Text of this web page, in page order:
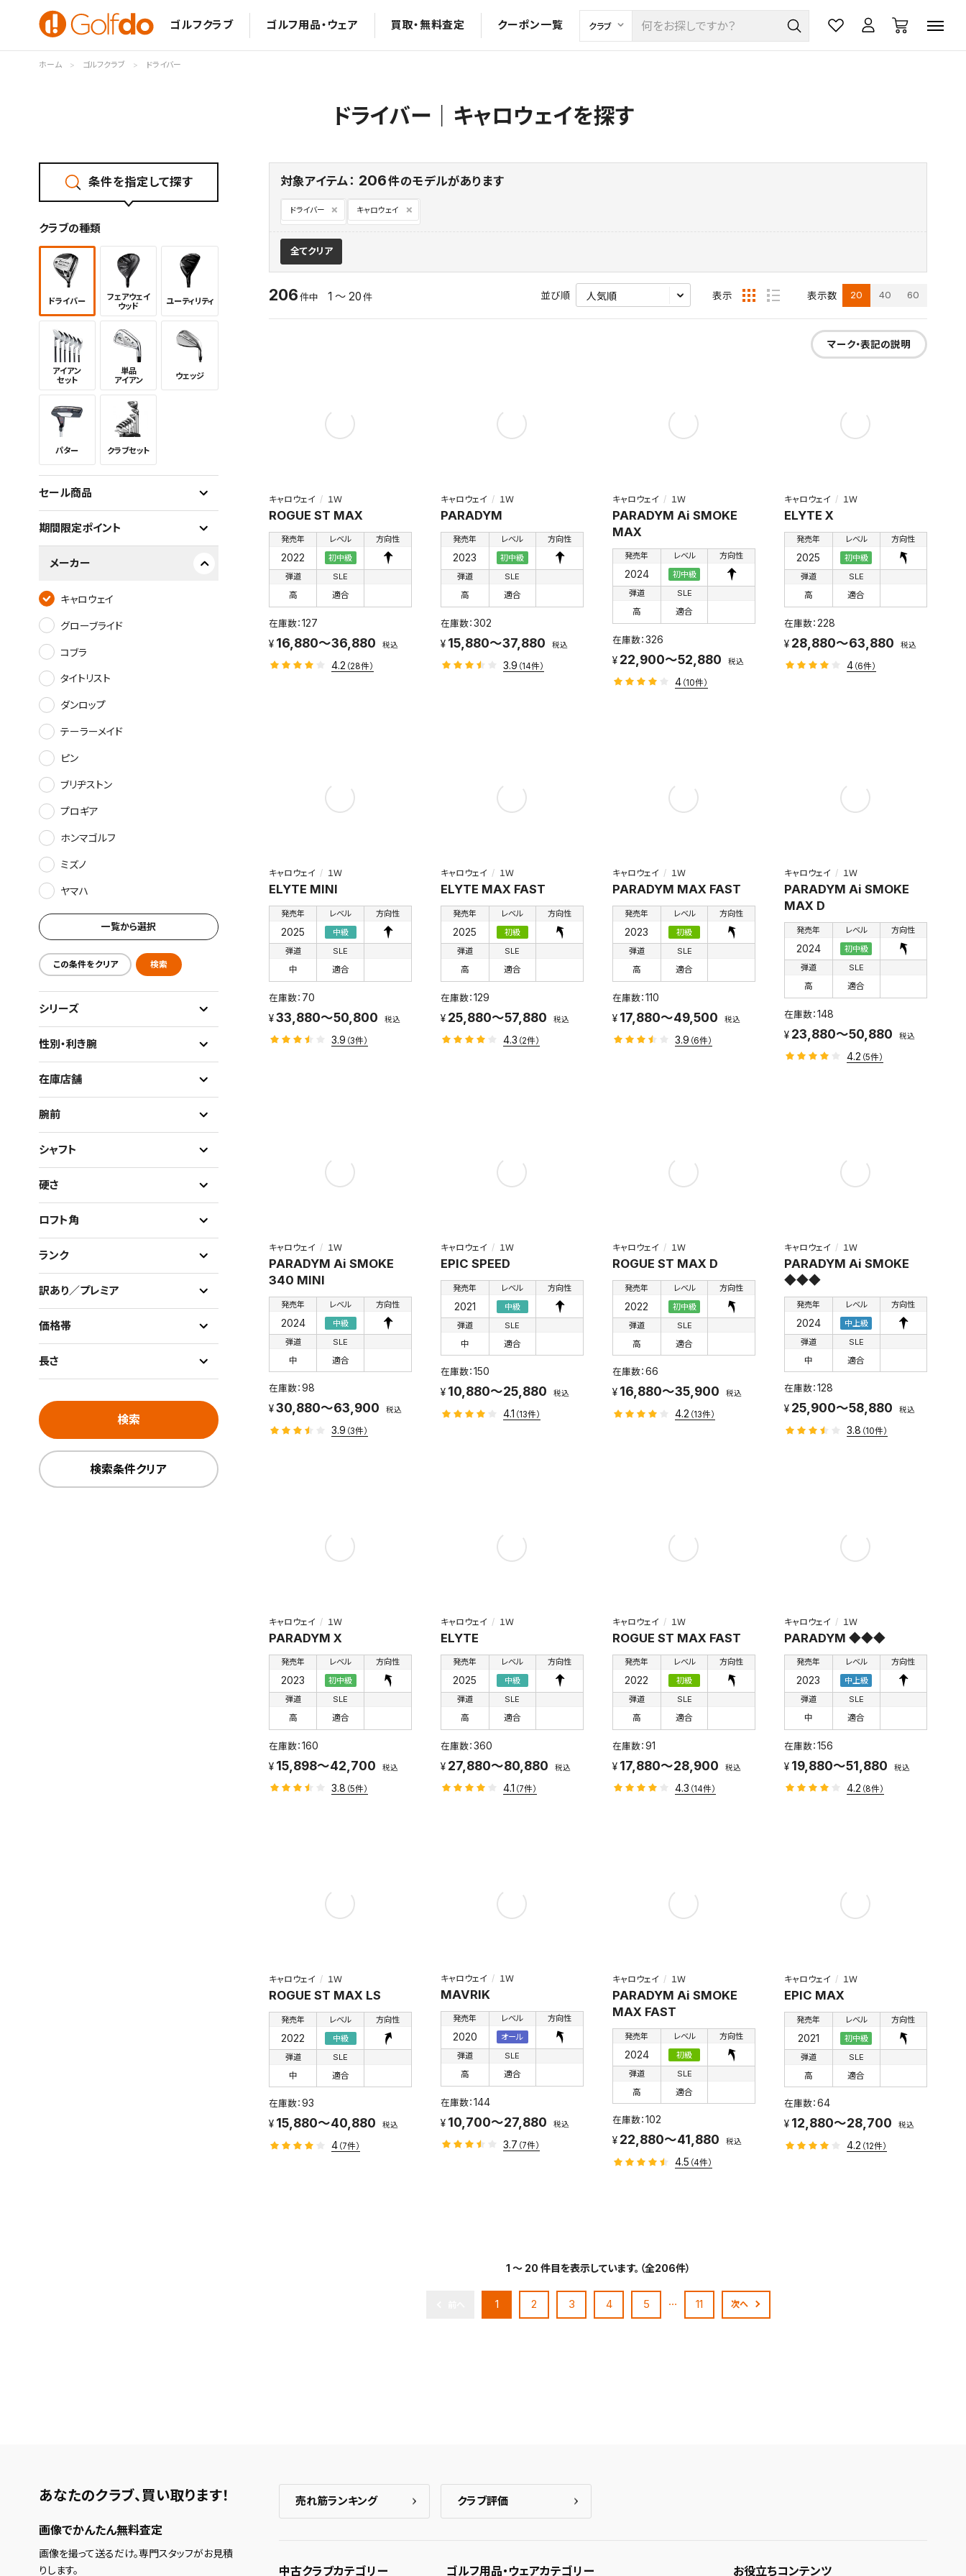
ゴルフクラブ ゴルフ用品・ウェア 買取・無料査定 クーポン一覧
ホーム ゴルフクラブ ドライバー
ドライバー｜キャロウェイを探す
対象アイテム： 206件のモデルがあります
ドライバー キャロウェイ
全てクリア
206 件中 1 ～ 20 件 並び順 表示 表示数 20 40 60
マーク・表記の説明
キャロウェイ １Ｗ
ROGUE ST MAX
発売年
2022
レベル
初中級
方向性
弾道
高
SLE
適合
127
16,880～36,880 税込
4.2 （28件）
キャロウェイ １Ｗ
PARADYM
発売年
2023
レベル
初中級
方向性
弾道
高
SLE
適合
302
15,880～37,880 税込
3.9 （14件）
キャロウェイ １Ｗ
PARADYM Ai SMOKE
MAX
発売年
2024
レベル
初中級
方向性
弾道
高
SLE
適合
326
22,900～52,880 税込
4（10件）
キャロウェイ １Ｗ
ELYTE X
発売年
2025
レベル
初中級
方向性
弾道
高
SLE
適合
228
28,880～63,880 税込
4 （6件）
キャロウェイ １Ｗ
ELYTE MINI
発売年
2025
レベル
中級
方向性
弾道
中
SLE
適合
70
33,880～50,800 税込
3.9 （3件）
キャロウェイ １Ｗ
ELYTE MAX FAST
発売年
2025
レベル
初級
方向性
弾道
高
SLE
適合
129
25,880～57,880 税込
4.3 （2件）
キャロウェイ １Ｗ
PARADYM MAX FAST
発売年
2023
レベル
初級
方向性
弾道
高
SLE
適合
110
17,880～49,500 税込
3.9 （6件）
キャロウェイ １Ｗ
PARADYM Ai SMOKE
MAX D
発売年
2024
レベル
初中級
方向性
弾道
高
SLE
適合
148
23,880～50,880 税込
4.2 （5件）
キャロウェイ １Ｗ
PARADYM Ai SMOKE
340 MINI
発売年
2024
レベル
中級
方向性
弾道
中
SLE
適合
98
30,880～63,900 税込
3.9 （3件）
キャロウェイ １Ｗ
EPIC SPEED
発売年
2021
レベル
中級
方向性
弾道
中
SLE
適合
150
10,880～25,880 税込
4.1 （13件）
キャロウェイ １Ｗ
ROGUE ST MAX D
発売年
2022
レベル
初中級
方向性
弾道
高
SLE
適合
66
16,880～35,900 税込
4.2 （13件）
キャロウェイ １Ｗ
PARADYM Ai SMOKE
◆◆◆
発売年
2024
レベル
中上級
方向性
弾道
中
SLE
適合
128
25,900～58,880 税込
3.8 （10件）
キャロウェイ １Ｗ
PARADYM X
発売年
2023
レベル
初中級
方向性
弾道
高
SLE
適合
160
15,898～42,700 税込
3.8 （5件）
キャロウェイ １Ｗ
ELYTE
発売年
2025
レベル
中級
方向性
弾道
高
SLE
適合
360
27,880～80,880 税込
4.1 （7件）
キャロウェイ １Ｗ
ROGUE ST MAX FAST
発売年
2022
レベル
初級
方向性
弾道
高
SLE
適合
91
17,880～28,900 税込
4.3 （14件）
キャロウェイ １Ｗ
PARADYM ◆◆◆
発売年
2023
レベル
中上級
方向性
弾道
中
SLE
適合
156
19,880～51,880 税込
4.2 （8件）
キャロウェイ １Ｗ
ROGUE ST MAX LS
発売年
2022
レベル
中級
方向性
弾道
中
SLE
適合
93
15,880～40,880 税込
4（7件）
キャロウェイ １Ｗ
MAVRIK
発売年
2020
レベル
オール
方向性
弾道
高
SLE
適合
144
10,700～27,880 税込
3.7 （7件）
キャロウェイ １Ｗ
PARADYM Ai SMOKE
MAX FAST
発売年
2024
レベル
初級
方向性
弾道
高
SLE
適合
102
22,880～41,880 税込
4.5 （4件）
キャロウェイ １Ｗ
EPIC MAX
発売年
2021
レベル
初中級
方向性
弾道
高
SLE
適合
64
12,880～28,700 税込
4.2 （12件）
1 ～ 20 件目を表示しています。（全206件）
1 2 3 4 5 … 11 次へ
条件を指定して探す
クラブの種類
ドライバー
フェアウェイ
ウッド
ユーティリティ
アイアン
セット
単品
アイアン
ウェッジ
パター クラブセット
セール商品
期間限定ポイント
メーカー
キャロウェイ
グローブライド
コブラ
タイトリスト
ダンロップ
テーラーメイド
ピン
ブリヂストン
プロギア
ホンマゴルフ
ミズノ
ヤマハ
一覧から選択
この条件をクリア 検索
シリーズ
性別・利き腕
在庫店舗
腕前
シャフト
硬さ
ロフト角
ランク
訳あり／プレミア
価格帯
長さ
検索
検索条件クリア
あなたのクラブ、 買い取ります！
画像でかんたん無料査定
画像を撮って送るだけ。専門スタッフがお見積
りします。
売れ筋ランキング クラブ評価
中古クラブカテゴリー ゴルフ用品・ウェアカテゴリー お役立ちコンテンツ